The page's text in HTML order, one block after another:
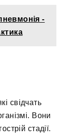
-
свідчать
Вони
стадії.